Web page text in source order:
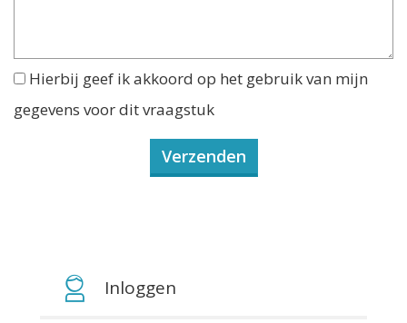
Hierbij geef ik akkoord op het gebruik van mijn
gegevens voor dit vraagstuk
Inloggen